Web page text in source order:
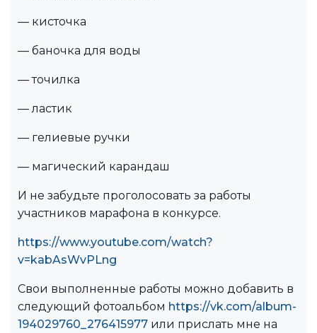
— кисточка
— баночка для воды
— точилка
— ластик
— гелиевые ручки
— магический карандаш
И не забудьте проголосовать за работы
участников марафона в конкурсе.
https://www.youtube.com/watch?
v=kabAsWvPLng
Свои выполненные работы можно добавить в
следующий фотоальбом https://vk.com/album-
194029760_276415977 или прислать мне на